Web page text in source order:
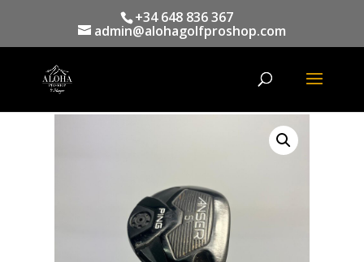
+34 648 836 367
admin@alohagolfproshop.com
productos